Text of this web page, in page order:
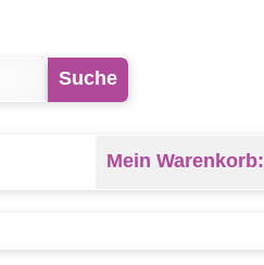
Suche
Mein Warenkorb: